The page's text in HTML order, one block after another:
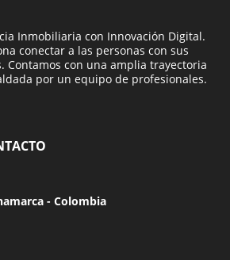
Inmobiliaria con Innovación Digital.
conectar a las personas con sus
Contamos con una amplia trayectoria
por un equipo de profesionales.
- Colombia